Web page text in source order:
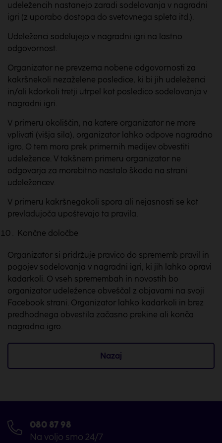
udeležencih nastanejo zaradi sodelovanja v nagradni
igri (z uporabo dostopa do svetovnega spleta itd.).
Udeleženci sodelujejo v nagradni igri na lastno
odgovornost.
Organizator ne prevzema nobene odgovornosti za
kakršnekoli nezaželene posledice, ki bi jih udeleženci
in/ali kdorkoli tretji utrpel kot posledico sodelovanja v
nagradni igri.
V primeru okoliščin, na katere organizator ne more
vplivati (višja sila), organizator lahko odpove nagradno
igro. O tem mora prek primernih medijev obvestiti
udeležence. V takšnem primeru organizator ne
odgovarja za morebitno nastalo škodo na strani
udeležencev.
V primeru kakršnegakoli spora ali nejasnosti se kot
prevladujoča upoštevajo ta pravila.
Končne določbe
Organizator si pridržuje pravico do sprememb pravil in
pogojev sodelovanja v nagradni igri, ki jih lahko opravi
kadarkoli. O vseh spremembah in novostih bo
organizator udeležence obveščal z objavami na svoji
Facebook strani. Organizator lahko kadarkoli in brez
predhodnega obvestila začasno prekine ali konča
nagradno igro.
Nazaj
080 87 98
Na voljo smo 24/7